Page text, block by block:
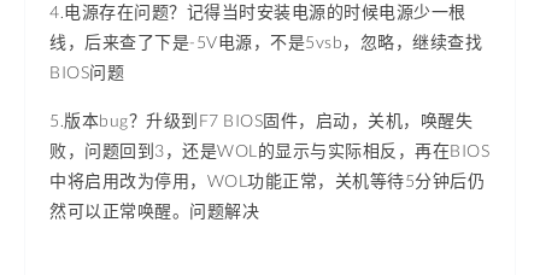
4.电源存在问题？记得当时安装电源的时候电源少一根
线，后来查了下是-5V电源，不是5vsb，忽略，继续查找
BIOS问题
5.版本bug？升级到F7 BIOS固件，启动，关机，唤醒失
败，问题回到3，还是WOL的显示与实际相反，再在BIOS
中将启用改为停用，WOL功能正常，关机等待5分钟后仍
然可以正常唤醒。问题解决